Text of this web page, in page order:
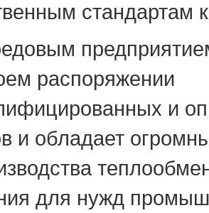
стандартам
распоряжении
и
и обладает
для нужд